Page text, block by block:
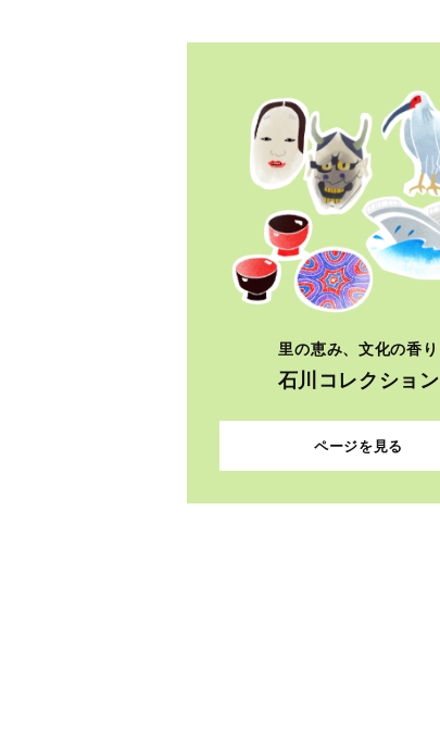
里の恵み、文化の香り
石川コレクション
ページを見る